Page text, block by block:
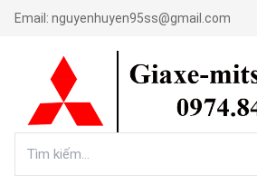
Email: nguyenhuyen95ss@gmail.com